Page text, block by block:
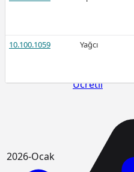
Ücretli
2026-Ocak
10.100.1059 Yağcı